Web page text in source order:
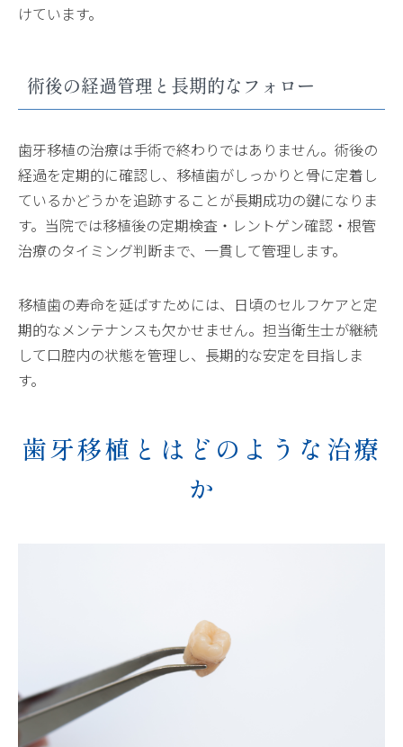
けています。
術後の経過管理と長期的なフォロー
歯牙移植の治療は手術で終わりではありません。術後の
経過を定期的に確認し、移植歯がしっかりと骨に定着し
ているかどうかを追跡することが長期成功の鍵になりま
す。当院では移植後の定期検査・レントゲン確認・根管
治療のタイミング判断まで、一貫して管理します。
移植歯の寿命を延ばすためには、日頃のセルフケアと定
期的なメンテナンスも欠かせません。担当衛生士が継続
して口腔内の状態を管理し、長期的な安定を目指しま
す。
歯牙移植とはどのような治療
か